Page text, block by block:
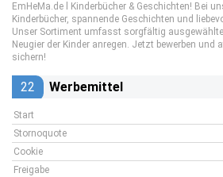
EmHeMa.de l Kinderbücher & Geschichten! Bei
Kinderbücher, spannende Geschichten und
Unser Sortiment umfasst sorgfältig
Neugier der Kinder anregen. Jetzt bewerben und
sichern!
22 Werbemittel
Start
Stornoquote
Cookie
Freigabe